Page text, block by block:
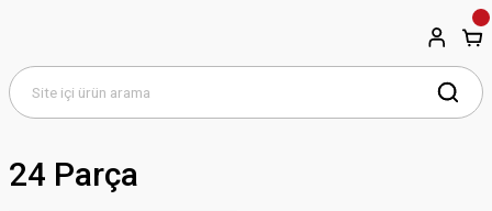
24 Parça